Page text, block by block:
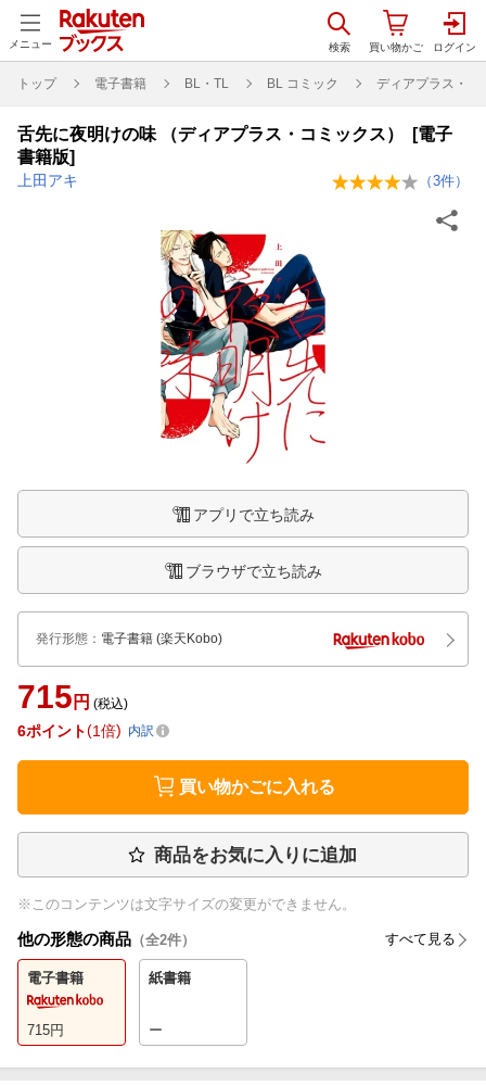
メニュー
トップ 電子書籍 BL・TL BL コミック ディアプラス・コ
舌先に夜明けの味 （ディアプラス・コミックス） [電子
書籍版]
上田アキ （3件）
アプリで立ち読み
ブラウザで立ち読み
発行形態 ： 電子書籍 (楽天Kobo)
715 円 (税込)
6ポイント 1倍 内訳
買い物かごに入れる
商品をお気に入りに追加
※このコンテンツは文字サイズの変更ができません。
他の形態の商品 （全2件） すべて見る
電子書籍
715円
紙書籍
ー